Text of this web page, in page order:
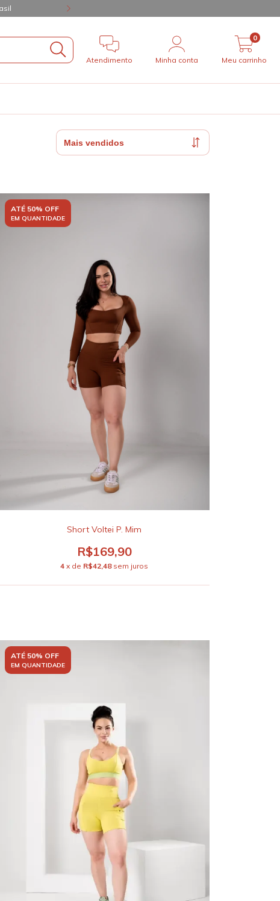
Atendimento Minha conta Meu carrinho
0
ATÉ 50% OFF
EM QUANTIDADE
Short Voltei P. Mim
R$169,90
4 x de R$42,48 sem juros
ATÉ 50% OFF
EM QUANTIDADE